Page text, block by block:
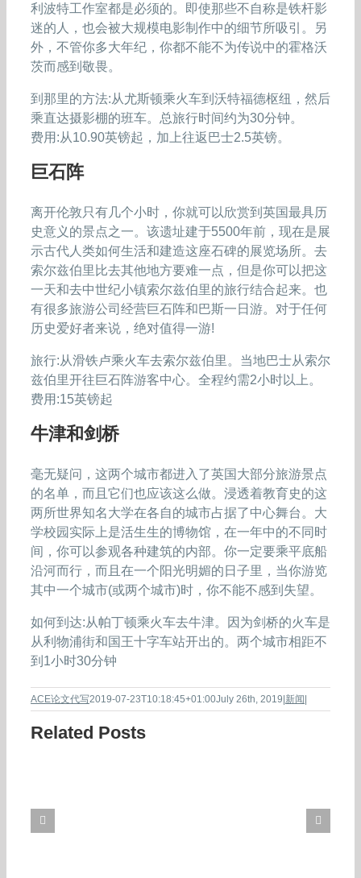
利波特工作室都是必须的。即使那些不自称是铁杆影
迷的人，也会被大规模电影制作中的细节所吸引。另
外，不管你多大年纪，你都不能不为传说中的霍格沃
茨而感到敬畏。
到那里的方法:从尤斯顿乘火车到沃特福德枢纽，然后
乘直达摄影棚的班车。总旅行时间约为30分钟。
费用:从10.90英镑起，加上往返巴士2.5英镑。
巨石阵
离开伦敦只有几个小时，你就可以欣赏到英国最具历
史意义的景点之一。该遗址建于5500年前，现在是展
示古代人类如何生活和建造这座石碑的展览场所。去
索尔兹伯里比去其他地方要难一点，但是你可以把这
一天和去中世纪小镇索尔兹伯里的旅行结合起来。也
有很多旅游公司经营巨石阵和巴斯一日游。对于任何
历史爱好者来说，绝对值得一游!
旅行:从滑铁卢乘火车去索尔兹伯里。当地巴士从索尔
兹伯里开往巨石阵游客中心。全程约需2小时以上。
费用:15英镑起
牛津和剑桥
毫无疑问，这两个城市都进入了英国大部分旅游景点
的名单，而且它们也应该这么做。浸透着教育史的这
两所世界知名大学在各自的城市占据了中心舞台。大
学校园实际上是活生生的博物馆，在一年中的不同时
间，你可以参观各种建筑的内部。你一定要乘平底船
沿河而行，而且在一个阳光明媚的日子里，当你游览
其中一个城市(或两个城市)时，你不能不感到失望。
如何到达:从帕丁顿乘火车去牛津。因为剑桥的火车是
从利物浦街和国王十字车站开出的。两个城市相距不
到1小时30分钟
ACE论文代写2019-07-23T10:18:45+01:00July 26th, 2019 新闻
Related Posts